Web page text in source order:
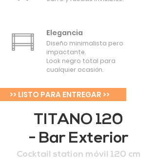
Elegancia
Diseño minimalista pero
impactante.
Look negro total para
cualquier ocasión.
>> LISTO PARA ENTREGAR >>
TITANO 120
- Bar Exterior
Cocktail station móvil 120 cm